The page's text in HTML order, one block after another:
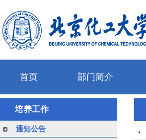
首页 部门简介
培养工作
通知公告